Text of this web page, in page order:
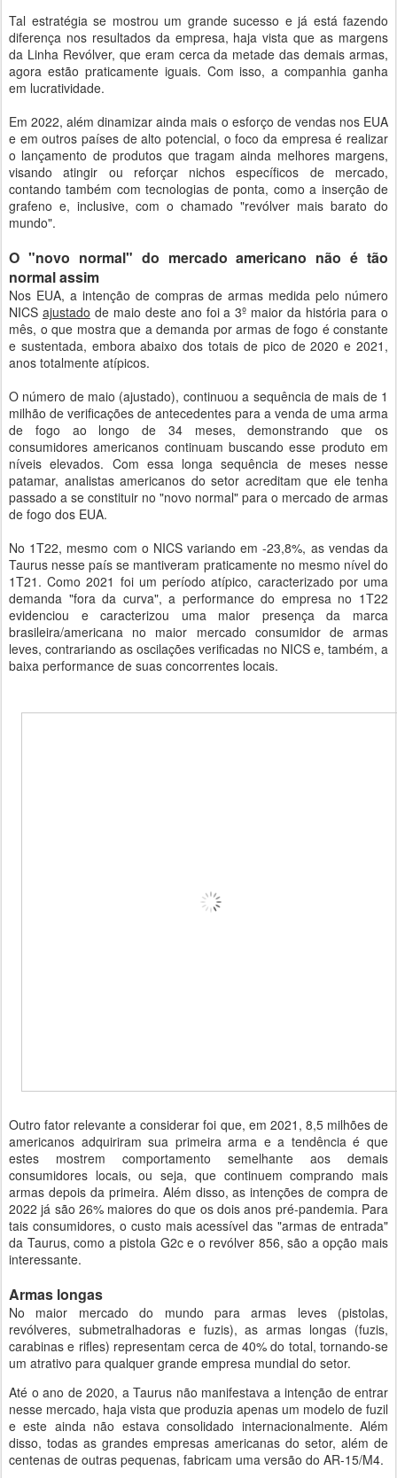
Tal estratégia se mostrou um grande sucesso e já está fazendo
diferença nos resultados da empresa, haja vista que as margens
da Linha Revólver, que eram cerca da metade das demais armas,
agora estão praticamente iguais. Com isso, a companhia ganha
em lucratividade.
Em 2022, além dinamizar ainda mais o esforço de vendas nos EUA
e em outros países de alto potencial, o foco da empresa é realizar
o lançamento de produtos que tragam ainda melhores margens,
visando atingir ou reforçar nichos específicos de mercado,
contando também com tecnologias de ponta, como a inserção de
grafeno e, inclusive, com o chamado "revólver mais barato do
mundo".
O "novo normal" do mercado americano não é tão
normal assim
Nos EUA, a intenção de compras de armas medida pelo número
NICS ajustado de maio deste ano foi a 3º maior da história para o
mês, o que mostra que a demanda por armas de fogo é constante
e sustentada, embora abaixo dos totais de pico de 2020 e 2021,
anos totalmente atípicos.
O número de maio (ajustado), continuou a sequência de mais de 1
milhão de verificações de antecedentes para a venda de uma arma
de fogo ao longo de 34 meses, demonstrando que os
consumidores americanos continuam buscando esse produto em
níveis elevados. Com essa longa sequência de meses nesse
patamar, analistas americanos do setor acreditam que ele tenha
passado a se constituir no "novo normal" para o mercado de armas
de fogo dos EUA.
No 1T22, mesmo com o NICS variando em -23,8%, as vendas da
Taurus nesse país se mantiveram praticamente no mesmo nível do
1T21. Como 2021 foi um período atípico, caracterizado por uma
demanda "fora da curva", a performance do empresa no 1T22
evidenciou e caracterizou uma maior presença da marca
brasileira/americana no maior mercado consumidor de armas
leves, contrariando as oscilações verificadas no NICS e, também, a
baixa performance de suas concorrentes locais.
Outro fator relevante a considerar foi que, em 2021, 8,5 milhões de
americanos adquiriram sua primeira arma e a tendência é que
estes mostrem comportamento semelhante aos demais
consumidores locais, ou seja, que continuem comprando mais
armas depois da primeira. Além disso, as intenções de compra de
2022 já são 26% maiores do que os dois anos pré-pandemia. Para
tais consumidores, o custo mais acessível das "armas de entrada"
da Taurus, como a pistola G2c e o revólver 856, são a opção mais
interessante.
Armas longas
No maior mercado do mundo para armas leves (pistolas,
revólveres, submetralhadoras e fuzis), as armas longas (fuzis,
carabinas e rifles) representam cerca de 40% do total, tornando-se
um atrativo para qualquer grande empresa mundial do setor.
Até o ano de 2020, a Taurus não manifestava a intenção de entrar
nesse mercado, haja vista que produzia apenas um modelo de fuzil
e este ainda não estava consolidado internacionalmente. Além
disso, todas as grandes empresas americanas do setor, além de
centenas de outras pequenas, fabricam uma versão do AR-15/M4.